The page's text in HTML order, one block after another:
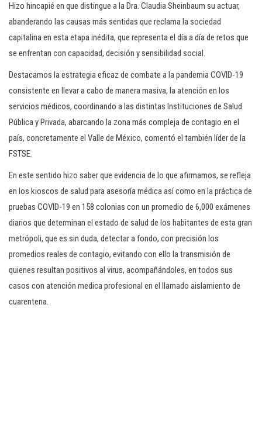
Hizo hincapié en que distingue a la Dra. Claudia Sheinbaum su actuar,
abanderando las causas más sentidas que reclama la sociedad
capitalina en esta etapa inédita, que representa el día a día de retos que
se enfrentan con capacidad, decisión y sensibilidad social.
Destacamos la estrategia eficaz de combate a la pandemia COVID-19
consistente en llevar a cabo de manera masiva, la atención en los
servicios médicos, coordinando a las distintas Instituciones de Salud
Pública y Privada, abarcando la zona más compleja de contagio en el
país, concretamente el Valle de México, comentó el también líder de la
FSTSE.
En este sentido hizo saber que evidencia de lo que afirmamos, se refleja
en los kioscos de salud para asesoría médica así como en la práctica de
pruebas COVID-19 en 158 colonias con un promedio de 6,000 exámenes
diarios que determinan el estado de salud de los habitantes de esta gran
metrópoli, que es sin duda, detectar a fondo, con precisión los
promedios reales de contagio, evitando con ello la transmisión de
quienes resultan positivos al virus, acompañándoles, en todos sus
casos con atención medica profesional en el llamado aislamiento de
cuarentena.